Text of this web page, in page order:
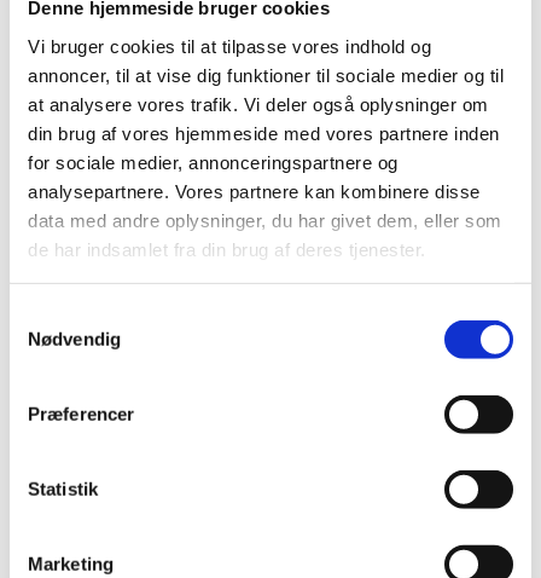
Denne hjemmeside bruger cookies
Vi bruger cookies til at tilpasse vores indhold og
annoncer, til at vise dig funktioner til sociale medier og til
at analysere vores trafik. Vi deler også oplysninger om
din brug af vores hjemmeside med vores partnere inden
for sociale medier, annonceringspartnere og
analysepartnere. Vores partnere kan kombinere disse
data med andre oplysninger, du har givet dem, eller som
de har indsamlet fra din brug af deres tjenester.
Nødvendig
Præferencer
Statistik
Marketing
Vejledning
vælge uddannelse